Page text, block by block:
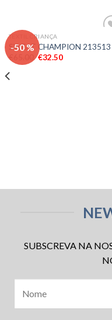
-50 %
aos
TEXTIL CRIANÇA
SWEAT CHAMPION 213513
€
€32.50
SUBSCREVA NA